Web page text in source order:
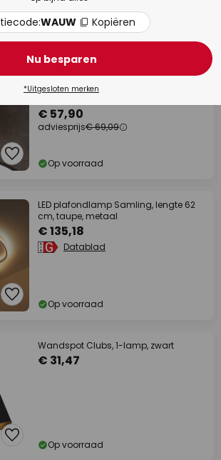
Op voorraad
adviesprijs -16%
Tyler plafondlamp voor de badkamer,
€ 57,90
adviesprijs€ 69,09
Op voorraad
LED plafondlamp Samling, lengte 62
cm, taupe, metaal
€ 135,18
Datablad
Op voorraad
Wandspot Clubs, 1-lamp, zwart
€ 31,47
Op voorraad
WAUW Kopiëren
Nu besparen
*Uitgesloten merken